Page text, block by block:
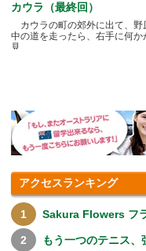
カウラ（最終回）
カウラの町の郊外に出て、野
中の道を走ったら、右手に何か
見.....
アクセスランキング
Sakura Flowers フ
もう一つのテニス、